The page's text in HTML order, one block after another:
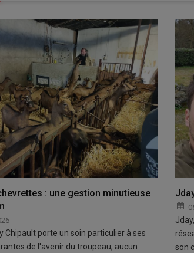
: une gestion minutieuse
Chipault porte un soin particulier à ses
de l'avenir du troupeau, aucun
son